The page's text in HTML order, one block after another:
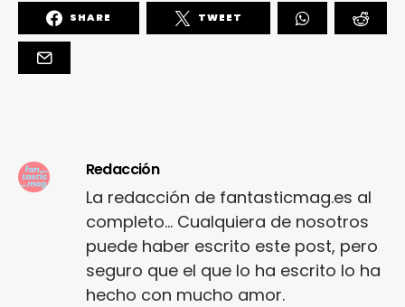
SHARE TWEET
Redacción
La redacción de fantasticmag.es al
completo... Cualquiera de nosotros
puede haber escrito este post, pero
seguro que el que lo ha escrito lo ha
hecho con mucho amor.